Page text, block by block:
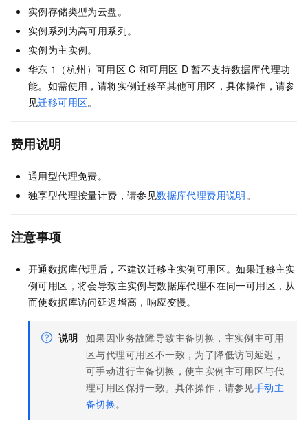
实例存储类型为云盘。
实例系列为高可用系列。
实例为主实例。
华东 1（杭州）可用区 C 和可用区 D 暂不支持数据库代理功
能。如需使用，请将实例迁移至其他可用区，具体操作，请参
见迁移可用区。
费用说明
通用型代理免费。
独享型代理按量计费，请参见数据库代理费用说明。
注意事项
开通数据库代理后，不建议迁移主实例可用区。如果迁移主实
例可用区，将会导致主实例与数据库代理不在同一可用区，从
而使数据库访问延迟增高，响应变慢。
说明 如果因业务故障导致主备切换，主实例主可用
区与代理可用区不一致，为了降低访问延迟，
可手动进行主备切换，使主实例主可用区与代
理可用区保持一致。具体操作，请参见手动主
备切换。